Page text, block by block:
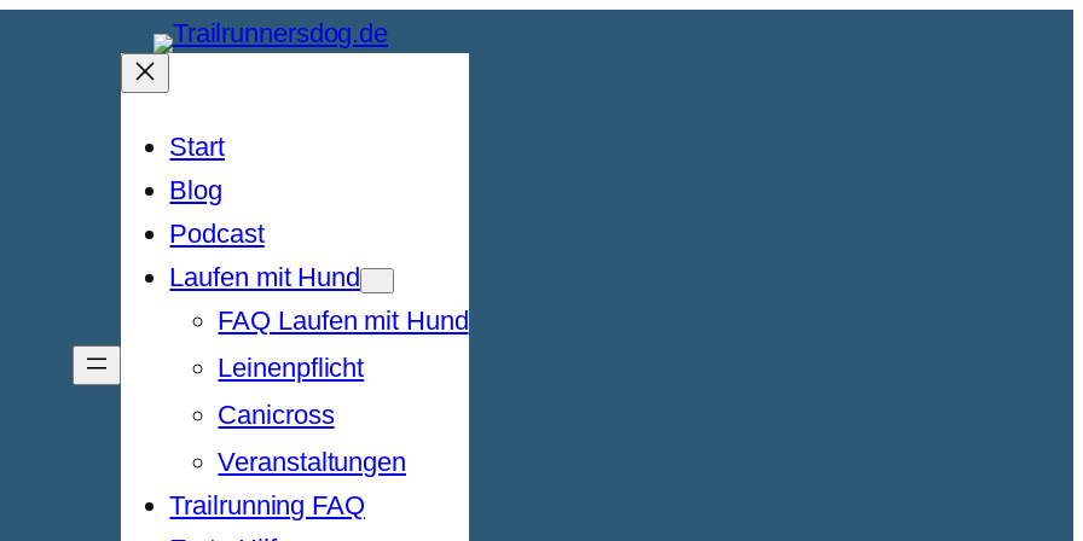
Start
Blog
Podcast
Laufen mit Hund
FAQ Laufen mit Hund
Leinenpflicht
Canicross
Veranstaltungen
Trailrunning FAQ